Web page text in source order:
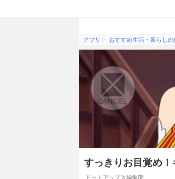
アプリ
おすすめ生活・暮らしの
すっきりお目覚め